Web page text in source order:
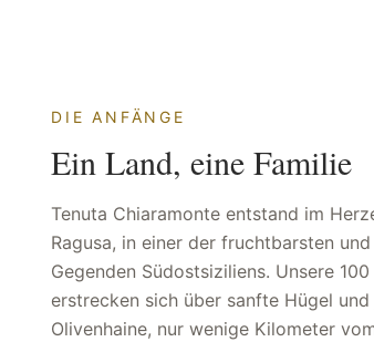
DIE ANFÄNGE
Ein Land, eine Familie
Tenuta Chiaramonte entstand im
Ragusa, in einer der fruchtbarsten
Gegenden Südostsiziliens. Unsere
erstrecken sich über sanfte Hügel
Olivenhaine, nur wenige Kilometer